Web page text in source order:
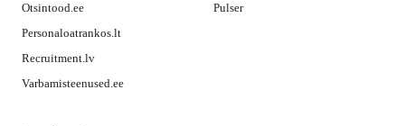
Otsintood.ee
Personaloatrankos.lt
Recruitment.lv
Varbamisteenused.ee
Pulser